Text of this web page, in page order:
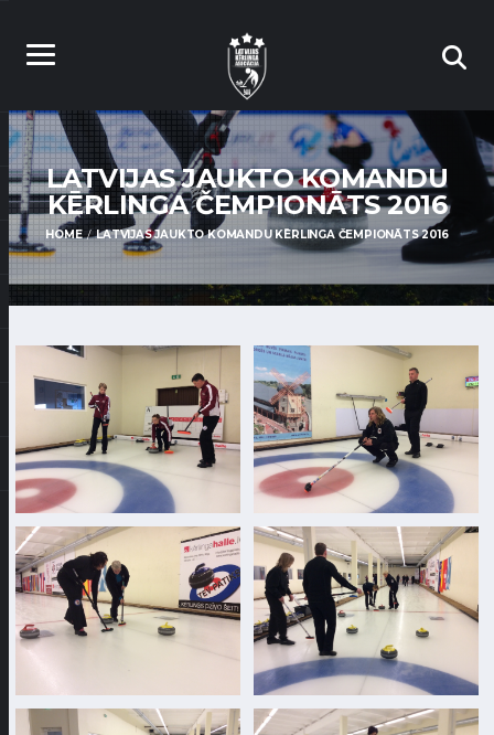
LATVIJAS JAUKTO KOMANDU
KĒRLINGA ČEMPIONĀTS 2016
HOME LATVIJAS JAUKTO KOMANDU KĒRLINGA ČEMPIONĀTS 2016